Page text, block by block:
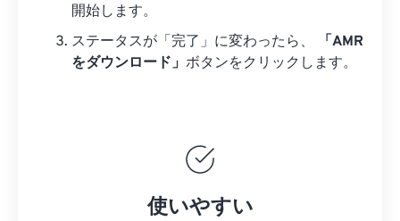
開始します。
ステータスが「完了」に変わったら、
「AMR
をダウンロード」 ボタンをクリックします。
使いやすい